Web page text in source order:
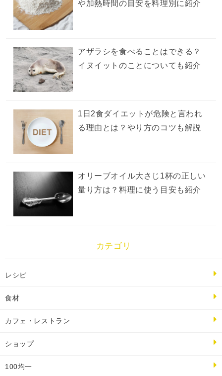
や加熱時間の目安を料理別に紹介
アザラシを食べることはできる？
イヌイットのことについても紹介
1日2食ダイエットが危険と言われ
る理由とは？やり方のコツも解説
オリーブオイル大さじ1杯の正しい
量り方は？料理に使う目安も紹介
カテゴリ
レシピ
食材
カフェ・レストラン
ショップ
100均一